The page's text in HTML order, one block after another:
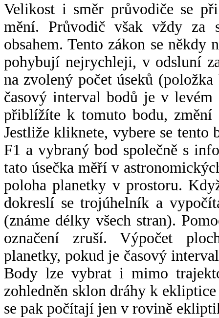
Velikost i směr průvodiče se
mění. Průvodič však vždy za
obsahem. Tento zákon se někdy
pohybují nejrychleji, v odsluní
na zvolený počet úseků
časový interval bodů je v
přiblížíte k tomuto bodu,
Jestliže kliknete, vybere se tento
F1 a vybraný bod společně s
tato úsečka měří v
poloha planetky v prostoru.
dokreslí se trojúhelník a
(známe délky všech stran).
označení zruší. Výpočet
planetky, pokud je časový
Body lze vybrat i mimo
zohledněn sklon dráhy k
se pak počítají jen v rovině